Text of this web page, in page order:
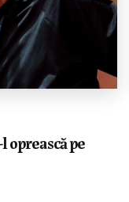
oprească pe